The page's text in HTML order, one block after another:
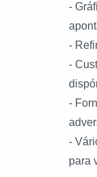
-
-
-
-
-
para